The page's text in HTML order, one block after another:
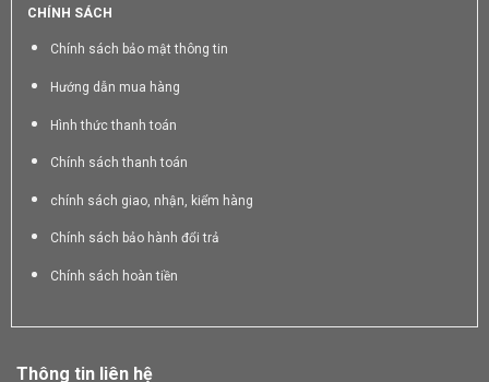
CHÍNH SÁCH
Chính sách bảo mật thông tin
Hướng dẫn mua hàng
Hình thức thanh toán
Chính sách thanh toán
chính sách giao, nhận, kiểm hàng
Chính sách bảo hành đổi trả
Chính sách hoàn tiền
Thông tin liên hệ